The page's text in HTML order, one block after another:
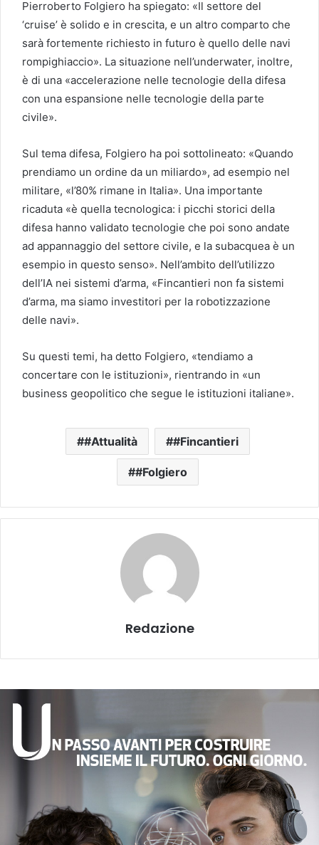
Pierroberto Folgiero ha spiegato: «Il settore del
‘cruise’ è solido e in crescita, e un altro comparto che
sarà fortemente richiesto in futuro è quello delle navi
rompighiaccio». La situazione nell’underwater, inoltre,
è di una «accelerazione nelle tecnologie della difesa
con una espansione nelle tecnologie della parte
civile».
Sul tema difesa, Folgiero ha poi sottolineato: «Quando
prendiamo un ordine da un miliardo», ad esempio nel
militare, «l’80% rimane in Italia». Una importante
ricaduta «è quella tecnologica: i picchi storici della
difesa hanno validato tecnologie che poi sono andate
ad appannaggio del settore civile, e la subacquea è un
esempio in questo senso». Nell’ambito dell’utilizzo
dell’IA nei sistemi d’arma, «Fincantieri non fa sistemi
d’arma, ma siamo investitori per la robotizzazione
delle navi».
Su questi temi, ha detto Folgiero, «tendiamo a
concertare con le istituzioni», rientrando in «un
business geopolitico che segue le istituzioni italiane».
#Attualità #Fincantieri
#Folgiero
Redazione